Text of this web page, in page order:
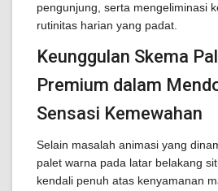
pengunjung, serta mengeliminasi
rutinitas harian yang padat.
Keunggulan Skema
Premium dalam
Sensasi Kemewahan
Selain masalah animasi yang
palet warna pada latar belakang
kendali penuh atas kenyamanan